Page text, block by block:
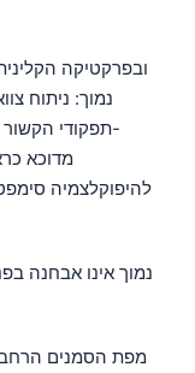
תפקודי הקשור
להיפוקלצמיה
מפת הסמנים